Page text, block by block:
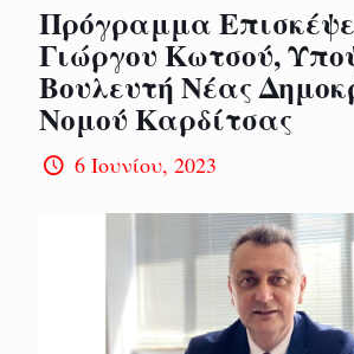
Πρόγραμμα
Γιώργου Κωτσού,
Βουλευτή Νέας
Νομού Καρδίτσας
6 Ιουνίου, 2023